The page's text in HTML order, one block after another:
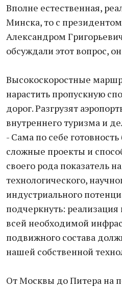
Вполне естественная,
Минска, то с
Александром
обсуждали этот вопрос,
Высокоскоростные
нарастить пропускную
дорог. Разгрузят
внутреннего туризма и
- Сама по себе готовность
сложные проекты и
своего рода показатель
технологического,
индустриального
подчеркнуть: реализация
всей необходимой
подвижного состава
нашей собственной
От Москвы до Питера на